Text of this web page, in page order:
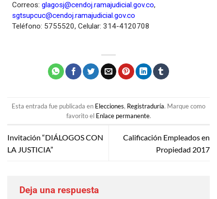
Correos: glagosj@cendoj.ramajudicial.gov.co,
sgtsupcuc@cendoj.ramajudicial.gov.co
Teléfono: 5755520, Celular: 314-4120708
Esta entrada fue publicada en Elecciones, Registraduría. Marque como
favorito el Enlace permanente.
Invitación “DIÁLOGOS CON
LA JUSTICIA”
Calificación Empleados en
Propiedad 2017
Deja una respuesta